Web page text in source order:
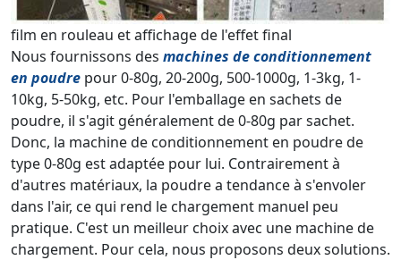
film en rouleau et affichage de l'effet final
Nous fournissons des machines de conditionnement
en poudre pour 0-80g, 20-200g, 500-1000g, 1-3kg, 1-
10kg, 5-50kg, etc. Pour l'emballage en sachets de
poudre, il s'agit généralement de 0-80g par sachet.
Donc, la machine de conditionnement en poudre de
type 0-80g est adaptée pour lui. Contrairement à
d'autres matériaux, la poudre a tendance à s'envoler
dans l'air, ce qui rend le chargement manuel peu
pratique. C'est un meilleur choix avec une machine de
chargement. Pour cela, nous proposons deux solutions.